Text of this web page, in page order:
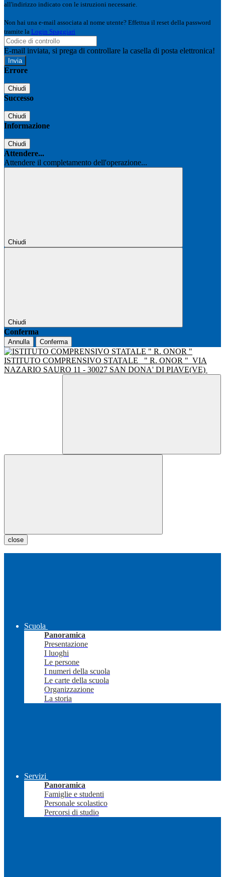
all'indirizzo indicato con le istruzioni necessarie.
Non hai una e-mail associata al nome utente? Effettua il reset della password
tramite la Login Spaggiari
E-mail inviata, si prega di controllare la casella di posta elettronica!
Errore
Chiudi
Successo
Chiudi
Informazione
Chiudi
Attendere...
Attendere il completamento dell'operazione...
Chiudi
Chiudi
Conferma
Annulla Conferma
ISTITUTO COMPRENSIVO STATALE " R. ONOR " VIA
NAZARIO SAURO 11 - 30027 SAN DONA' DI PIAVE(VE)
close
Scuola
Panoramica
Presentazione
I luoghi
Le persone
I numeri della scuola
Le carte della scuola
Organizzazione
La storia
Servizi
Panoramica
Famiglie e studenti
Personale scolastico
Percorsi di studio